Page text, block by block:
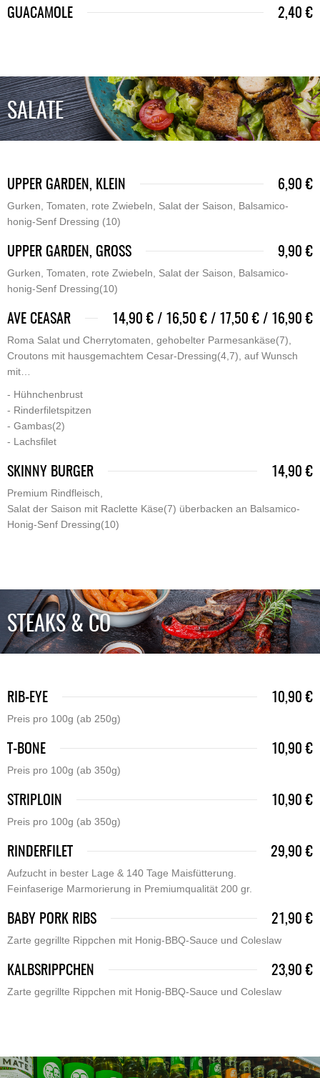
GUACAMOLE
2,40 €
SALATE
UPPER GARDEN, KLEIN 6,90 €
Gurken, Tomaten, rote Zwiebeln, Salat der Saison, Balsamico-
honig-Senf Dressing (10)
UPPER GARDEN, GROSS 9,90 €
Gurken, Tomaten, rote Zwiebeln, Salat der Saison, Balsamico-
honig-Senf Dressing(10)
AVE CEASAR 14,90 € / 16,50 € / 17,50 € / 16,90 €
Roma Salat und Cherrytomaten, gehobelter Parmesankäse(7),
Croutons mit hausgemachtem Cesar-Dressing(4,7), auf Wunsch
mit…
- Hühnchenbrust
- Rinderfiletspitzen
- Gambas(2)
- Lachsfilet
SKINNY BURGER 14,90 €
Premium Rindfleisch,
Salat der Saison mit Raclette Käse(7) überbacken an Balsamico-
Honig-Senf Dressing(10)
STEAKS & CO
RIB-EYE 10,90 €
Preis pro 100g (ab 250g)
T-BONE 10,90 €
Preis pro 100g (ab 350g)
STRIPLOIN 10,90 €
Preis pro 100g (ab 350g)
RINDERFILET 29,90 €
Aufzucht in bester Lage & 140 Tage Maisfütterung.
Feinfaserige Marmorierung in Premiumqualität 200 gr.
BABY PORK RIBS 21,90 €
Zarte gegrillte Rippchen mit Honig-BBQ-Sauce und Coleslaw
KALBSRIPPCHEN 23,90 €
Zarte gegrillte Rippchen mit Honig-BBQ-Sauce und Coleslaw